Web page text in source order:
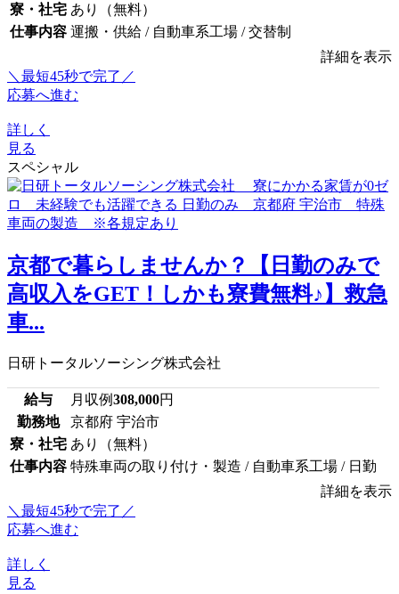
寮・社宅 あり（無料）
仕事内容 運搬・供給 / 自動車系工場 / 交替制
詳細を表示
＼最短45秒で完了／
応募へ進む
詳しく
見る
スペシャル
京都で暮らしませんか？【日勤のみで
高収入をGET！しかも寮費無料♪】救急
車...
日研トータルソーシング株式会社
給与 月収例308,000円
勤務地
京都府 宇治市
寮・社宅 あり（無料）
仕事内容 特殊車両の取り付け・製造 / 自動車系工場 / 日勤
詳細を表示
＼最短45秒で完了／
応募へ進む
詳しく
見る